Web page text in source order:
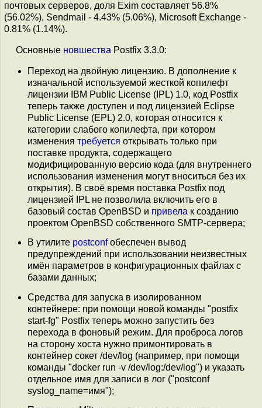
почтовых серверов, доля Exim составляет 56.8%
(56.02%), Sendmail - 4.43% (5.06%), Microsoft Exchange -
0.81% (1.14%).
Основные новшества Postfix 3.3.0:
Переход на двойную лицензию. В дополнение к
изначальной используемой жесткой копилефт
лицензии IBM Public License (IPL) 1.0, код Postfix
теперь также доступен и под лицензией Eclipse
Public License (EPL) 2.0, которая относится к
категории слабого копилефта, при котором
изменения требуется открывать только при
поставке продукта, содержащего
модифицированную версию кода (для внутреннего
использования изменения могут вноситься без их
открытия). В своё время поставка Postfix под
лицензией IPL не позволила включить его в
базовый состав OpenBSD и привела к созданию
проектом OpenBSD собственного SMTP-сервера;
В утилите postconfобеспечен вывод
предупреждений при использовании неизвестных
имён параметров в конфигурационных файлах с
базами данных;
Средства для запуска в изолированном
контейнере: при помощи новой команды "postfix
start-fg" Postfix теперь можно запустить без
перехода в фоновый режим. Для проброса логов
на сторону хоста нужно примонтировать в
контейнер сокет /dev/log (например, при помощи
команды "docker run -v /dev/log:/dev/log") и указать
отдельное имя для записи в лог ("postconf
syslog_name=имя");